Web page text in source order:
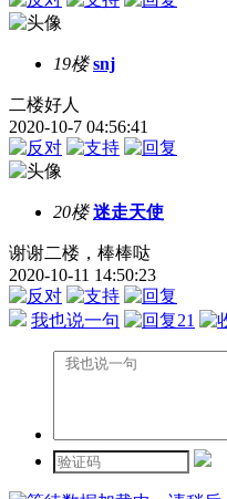
19楼 snj
二楼好人
2020-10-7 04:56:41
20楼 迷走天使
谢谢二楼，棒棒哒
2020-10-11 14:50:23
我也说一句 21